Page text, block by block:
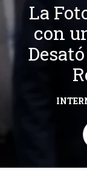
La
con